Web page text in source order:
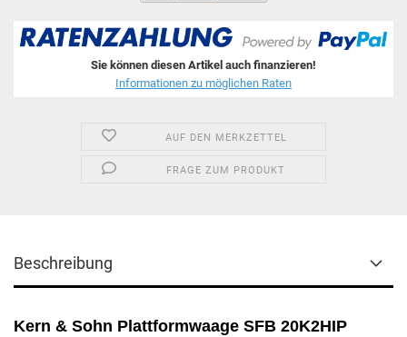
Sie können diesen Artikel auch finanzieren!
Informationen zu möglichen Raten
AUF DEN MERKZETTEL
FRAGE ZUM PRODUKT
Beschreibung
Kern & Sohn Plattformwaage SFB 20K2HIP